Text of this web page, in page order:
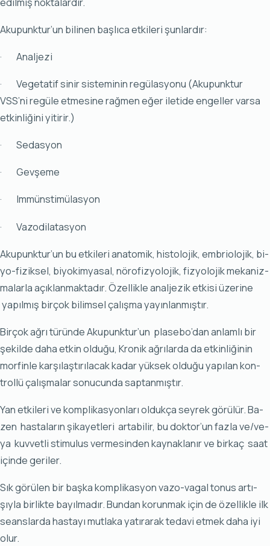
Aku­punk­tur’un bi­li­nen baş­lı­ca et­ki­le­ri şun­lar­dır:
· Anal­je­zi
· Ve­ge­ta­tif si­nir sis­te­mi­nin re­gü­las­yo­nu (Aku­punk­tur
VSS’ni re­gü­le et­me­si­ne rağ­men eğer ile­ti­de en­gel­ler var­sa
et­kin­li­ği­ni yi­ti­rir.)
· Se­das­yon
· Gev­şe­me
· Im­müns­ti­mü­las­yon
· Va­zo­di­la­tas­yon
Aku­punk­tur’un bu et­ki­le­ri ana­to­mik, his­to­lo­jik, em­bri­olo­jik, bi­
yo-fi­zik­sel, bi­yo­kim­ya­sal, nö­ro­fiz­yo­lo­jik, fiz­yo­lo­jik me­ka­niz­
ma­lar­la açık­lan­mak­ta­dır. Özel­lik­le anal­je­zik et­ki­si üze­ri­ne
ya­pıl­mış bir­çok bi­lim­sel ça­lış­ma ya­yın­lan­mış­tır.
Bir­çok ağ­rı tü­rün­de Aku­punk­tur’un pla­se­bo’dan an­lam­lı bir
şe­kil­de da­ha et­kin ol­du­ğu, Kro­nik ağ­rı­lar­da da et­kin­li­ği­nin
mor­fin­le kar­şı­laş­tı­rı­la­cak ka­dar yük­sek ol­du­ğu ya­pı­lan kon­
trol­lü ça­lış­ma­lar so­nu­cun­da sap­tan­mış­tır.
Yan et­ki­le­ri ve komp­li­kas­yon­la­rı ol­duk­ça sey­rek gö­rü­lür. Ba­
zen has­ta­la­rın şi­ka­yet­le­ri ar­ta­bi­lir, bu dok­tor’un faz­la ve/ve­
ya kuv­vet­li sti­mu­lus ver­me­sin­den kay­nak­la­nır ve bir­kaç sa­at
için­de ge­ri­ler.
Sık gö­rü­len bir baş­ka komp­li­kas­yon va­zo-va­gal to­nus ar­tı­
şıy­la bir­lik­te ba­yıl­ma­dır. Bun­dan ko­run­mak için de özel­lik­le ilk
se­ans­lar­da has­ta­yı mut­la­ka ya­tı­ra­rak te­da­vi et­mek da­ha iyi
olur.